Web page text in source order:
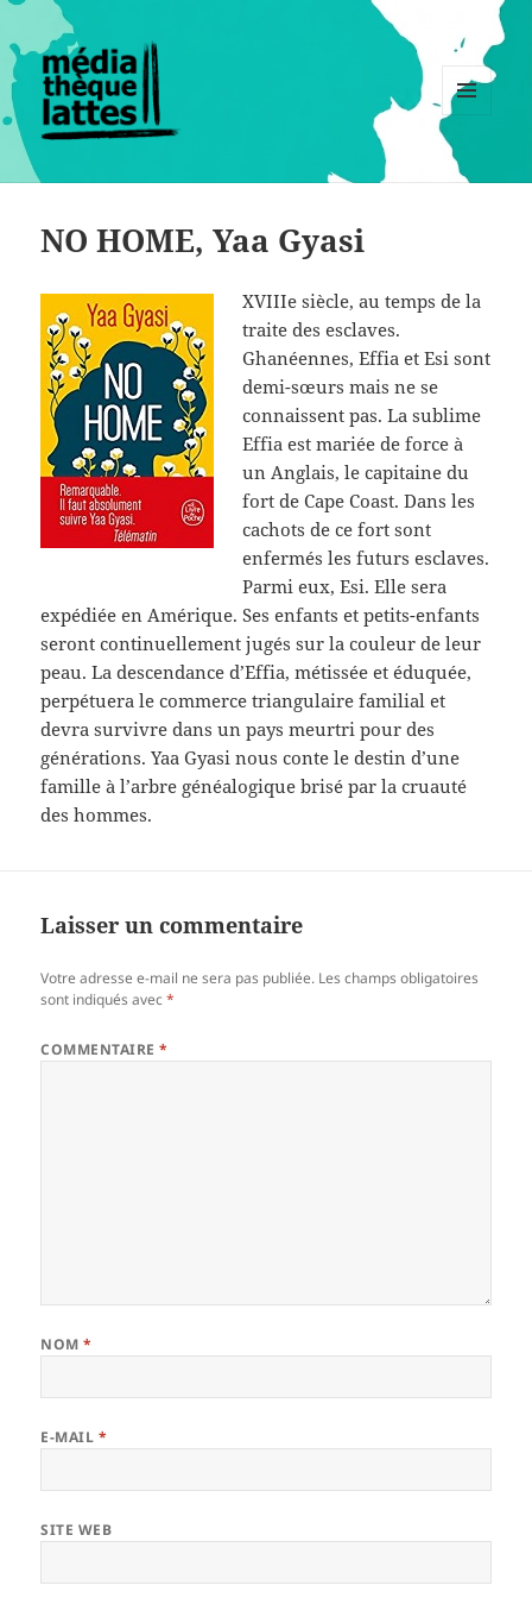
MENU
WIDGETS
NO HOME, Yaa Gyasi
XVIIIe siècle, au temps de la
traite des esclaves.
Ghanéennes, Effia et Esi sont
demi-sœurs mais ne se
connaissent pas. La sublime
Effia est mariée de force à
un Anglais, le capitaine du
fort de Cape Coast. Dans les
cachots de ce fort sont
enfermés les futurs esclaves.
Parmi eux, Esi. Elle sera
expédiée en Amérique. Ses enfants et petits-enfants
seront continuellement jugés sur la couleur de leur
peau. La descendance d’Effia, métissée et éduquée,
perpétuera le commerce triangulaire familial et
devra survivre dans un pays meurtri pour des
générations. Yaa Gyasi nous conte le destin d’une
famille à l’arbre généalogique brisé par la cruauté
des hommes.
Laisser un commentaire
Votre adresse e-mail ne sera pas publiée. Les champs obligatoires
sont indiqués avec*
COMMENTAIRE*
NOM*
E-MAIL *
SITE WEB